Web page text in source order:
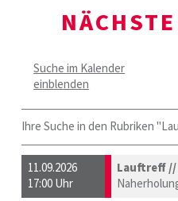
Suche im Kalender
einblenden
Ihre Suche in den Rubriken
11.09.2026
17:00 Uhr
Lauftreff //